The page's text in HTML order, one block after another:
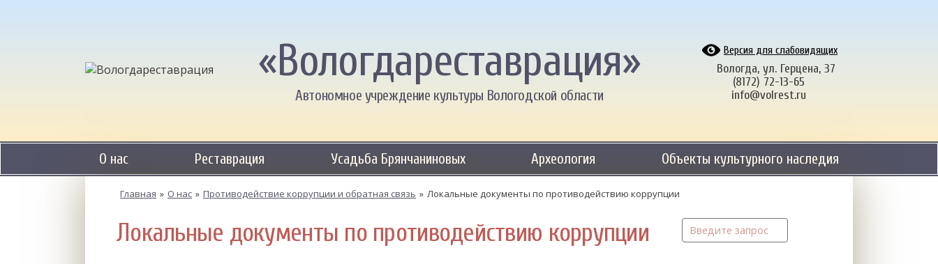
«Вологдареставрация»
Автономное учреждение культуры Вологодской области
Версия для слабовидящих
Вологда, ул. Герцена, 37
(8172) 72-13-65
info@volrest.ru
О нас Реставрация Усадьба Брянчаниновых Археология Объекты культурного наследия
Главная » О нас » Противодействие коррупции и обратная связь » Локальные документы по противодействию коррупции
Локальные документы по противодействию коррупции